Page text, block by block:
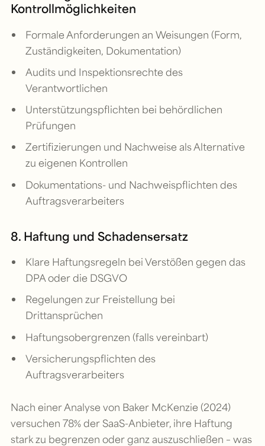
Kontrollmöglichkeiten
Formale Anforderungen an Weisungen (Form,
Zuständigkeiten, Dokumentation)
Audits und Inspektionsrechte des
Verantwortlichen
Unterstützungspflichten bei behördlichen
Prüfungen
Zertifizierungen und Nachweise als Alternative
zu eigenen Kontrollen
Dokumentations- und Nachweispflichten des
Auftragsverarbeiters
8. Haftung und Schadensersatz
Klare Haftungsregeln bei Verstößen gegen das
DPA oder die DSGVO
Regelungen zur Freistellung bei
Drittansprüchen
Haftungsobergrenzen (falls vereinbart)
Versicherungspflichten des
Auftragsverarbeiters
Nach einer Analyse von Baker McKenzie (2024)
versuchen 78% der SaaS-Anbieter, ihre Haftung
stark zu begrenzen oder ganz auszuschließen – was